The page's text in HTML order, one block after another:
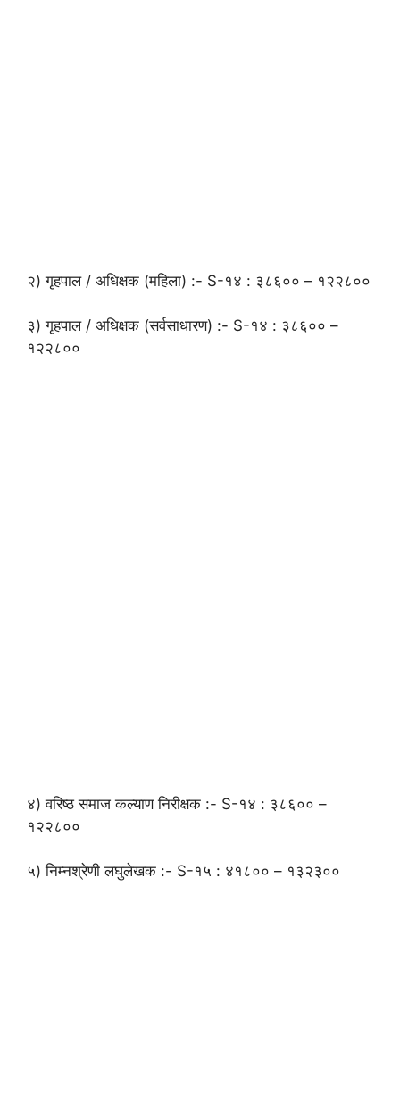
२) गृहपाल / अधिक्षक (महिला) :- S-१४ : ३८६०० – १२२८००
३) गृहपाल / अधिक्षक (सर्वसाधारण) :- S-१४ : ३८६०० –
१२२८००
४) वरिष्ठ समाज कल्याण निरीक्षक :- S-१४ : ३८६०० –
१२२८००
५) निम्नश्रेणी लघुलेखक :- S-१५ : ४१८०० – १३२३००